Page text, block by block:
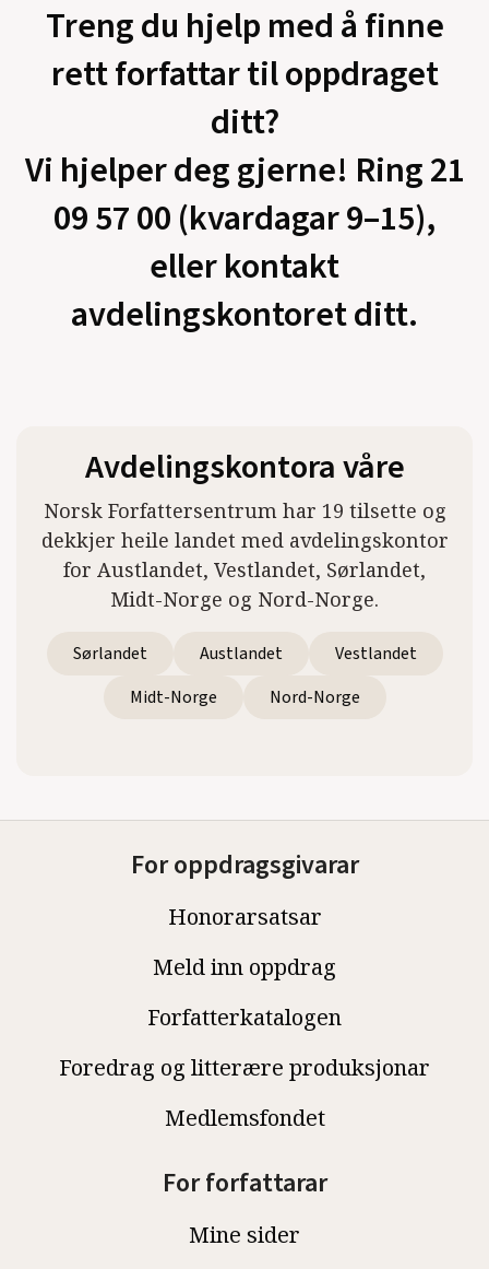
Treng du hjelp med å finne
rett forfattar til oppdraget
ditt?
Vi hjelper deg gjerne! Ring 21
09 57 00 (kvardagar 9–15),
eller kontakt
avdelingskontoret ditt.
Avdelingskontora våre
Norsk Forfattersentrum har 19 tilsette og
dekkjer heile landet med avdelingskontor
for Austlandet, Vestlandet, Sørlandet,
Midt-Norge og Nord-Norge.
Sørlandet Austlandet
Vestlandet
Midt-Norge
Nord-Norge
For oppdragsgivarar
Honorarsatsar
Meld inn oppdrag
Forfatterkatalogen
Foredrag og litterære produksjonar
Medlemsfondet
For forfattarar
Mine sider